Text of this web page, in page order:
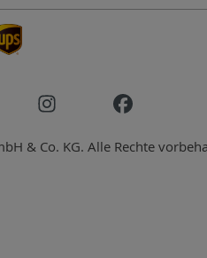
& Co. KG. Alle Rechte